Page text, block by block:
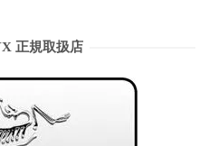
正規取扱店